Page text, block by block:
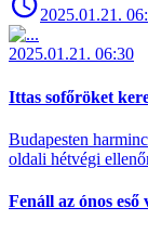
2025.01.21.
2025.01.21. 06:30
Ittas sofőröket
Budapesten
oldali hétvégi
Fenáll az ónos eső